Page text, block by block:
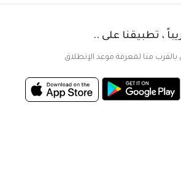
، تطبيقنا على ..
بالقرب منا لمعرفة موعد الإنطلاق